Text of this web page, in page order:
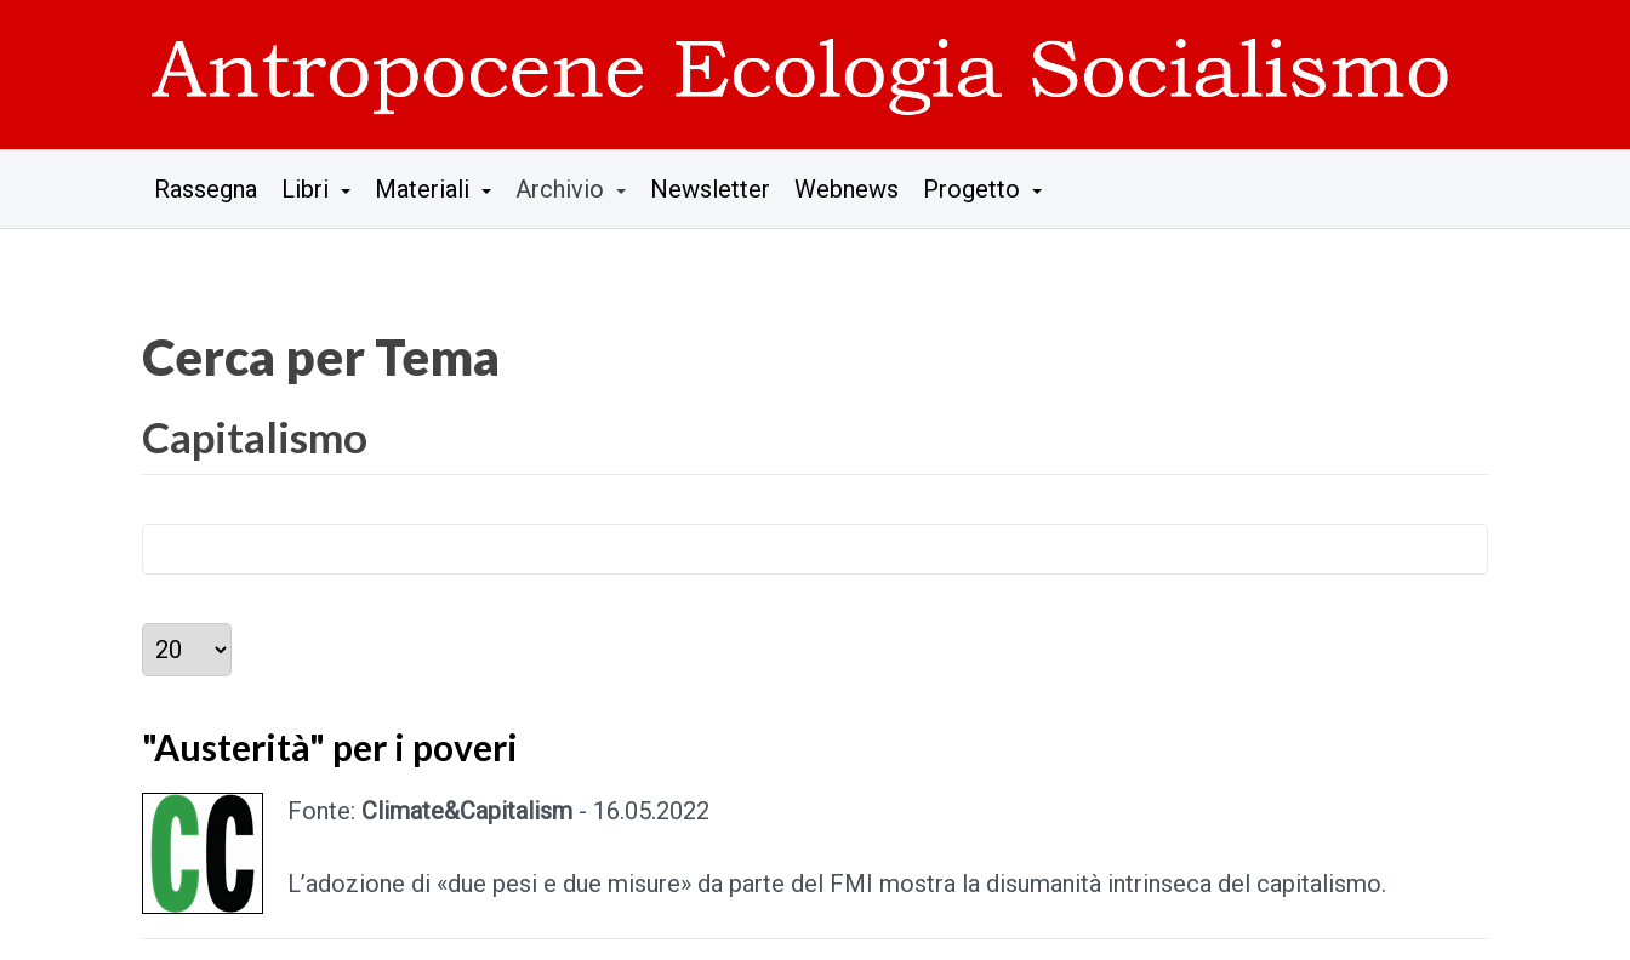
Rassegna Libri Materiali Archivio Newsletter Webnews Progetto
Cerca per Tema
Capitalismo
Visualizza #
"Austerità" per i poveri
Fonte: Climate&Capitalism - 16.05.2022
L’adozione di «due pesi e due misure» da parte del FMI mostra la disumanità intrinseca del capitalismo.